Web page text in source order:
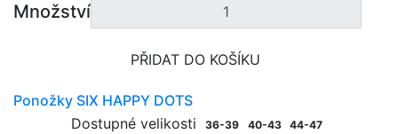
Množství
PŘIDAT DO KOŠÍKU
Ponožky SIX HAPPY DOTS
Dostupné velikosti
36-39 40-43 44-47